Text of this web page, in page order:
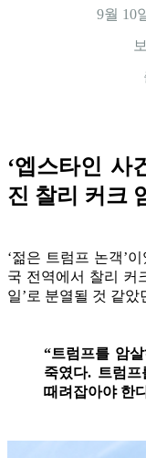
9월 10
‘엡스타인 사
진 찰리 커크
‘젊은 트럼프 논객’
국 전역에서 찰리 커
일’로 분열될 것 같
“트럼프를 암
죽였다. 트럼
때려잡아야 한